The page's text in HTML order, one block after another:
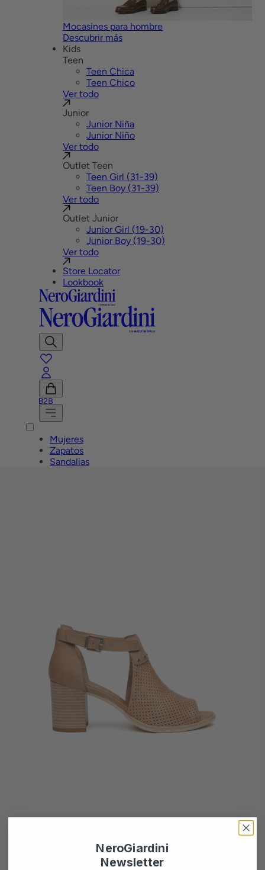
Mocasines para hombre
Descubrir más
Kids
Teen
Teen Chica
Teen Chico
Ver todo
Junior
Junior Niña
Junior Niño
Ver todo
Outlet Teen
Teen Girl (31-39)
Teen Boy (31-39)
Ver todo
Outlet Junior
Junior Girl (19-30)
Junior Boy (19-30)
Ver todo
Store Locator
Lookbook
Buscar
favoritos
Cuenta
Ver
carrito
Menú
Mujeres
Zapatos
Sandalias
NeroGiardini
Newsletter